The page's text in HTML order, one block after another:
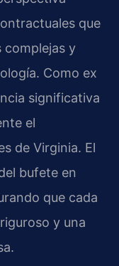
que
complejas y
Como ex
significativa
el
de Virginia. El
bufete en
que cada
y una